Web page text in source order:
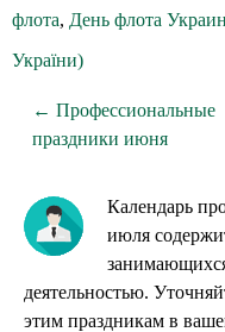
флота, День флота
України)
← Профессиональные
праздники июня
Календарь
июля
деятельностью.
этим праздникам в